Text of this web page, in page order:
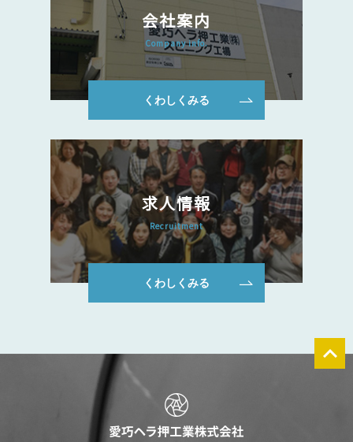
会社案内
Company info.
くわしくみる
求人情報
Recruitment
くわしくみる